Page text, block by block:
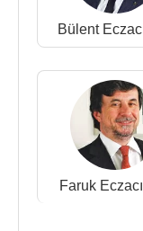
(d.1949)
Nejat
ABD,
yaşında vefat
Bülent
Faruk